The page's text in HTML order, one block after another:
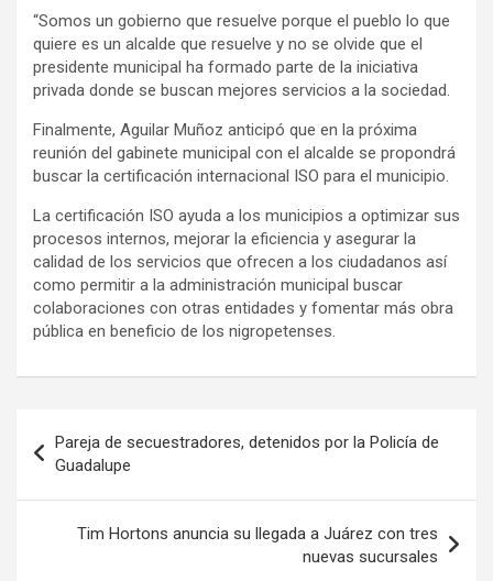
“Somos un gobierno que resuelve porque el pueblo lo que
quiere es un alcalde que resuelve y no se olvide que el
presidente municipal ha formado parte de la iniciativa
privada donde se buscan mejores servicios a la sociedad.
Finalmente, Aguilar Muñoz anticipó que en la próxima
reunión del gabinete municipal con el alcalde se propondrá
buscar la certificación internacional ISO para el municipio.
La certificación ISO ayuda a los municipios a optimizar sus
procesos internos, mejorar la eficiencia y asegurar la
calidad de los servicios que ofrecen a los ciudadanos así
como permitir a la administración municipal buscar
colaboraciones con otras entidades y fomentar más obra
pública en beneficio de los nigropetenses.
de
entradas
Pareja de secuestradores, detenidos por la Policía de
Guadalupe
Tim Hortons anuncia su llegada a Juárez con tres
nuevas sucursales